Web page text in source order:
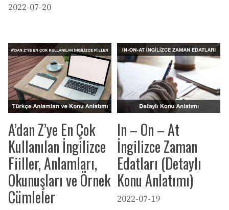
2022-07-20
A’dan Z’ye En Çok
Kullanılan İngilizce
Fiiller, Anlamları,
Okunuşları ve Örnek
Cümleler
In – On – At
İngilizce Zaman
Edatları (Detaylı
Konu Anlatımı)
2022-07-19